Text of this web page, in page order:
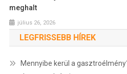
meghalt
július 26, 2026
LEGFRISSEBB HÍREK
Mennyibe kerül a